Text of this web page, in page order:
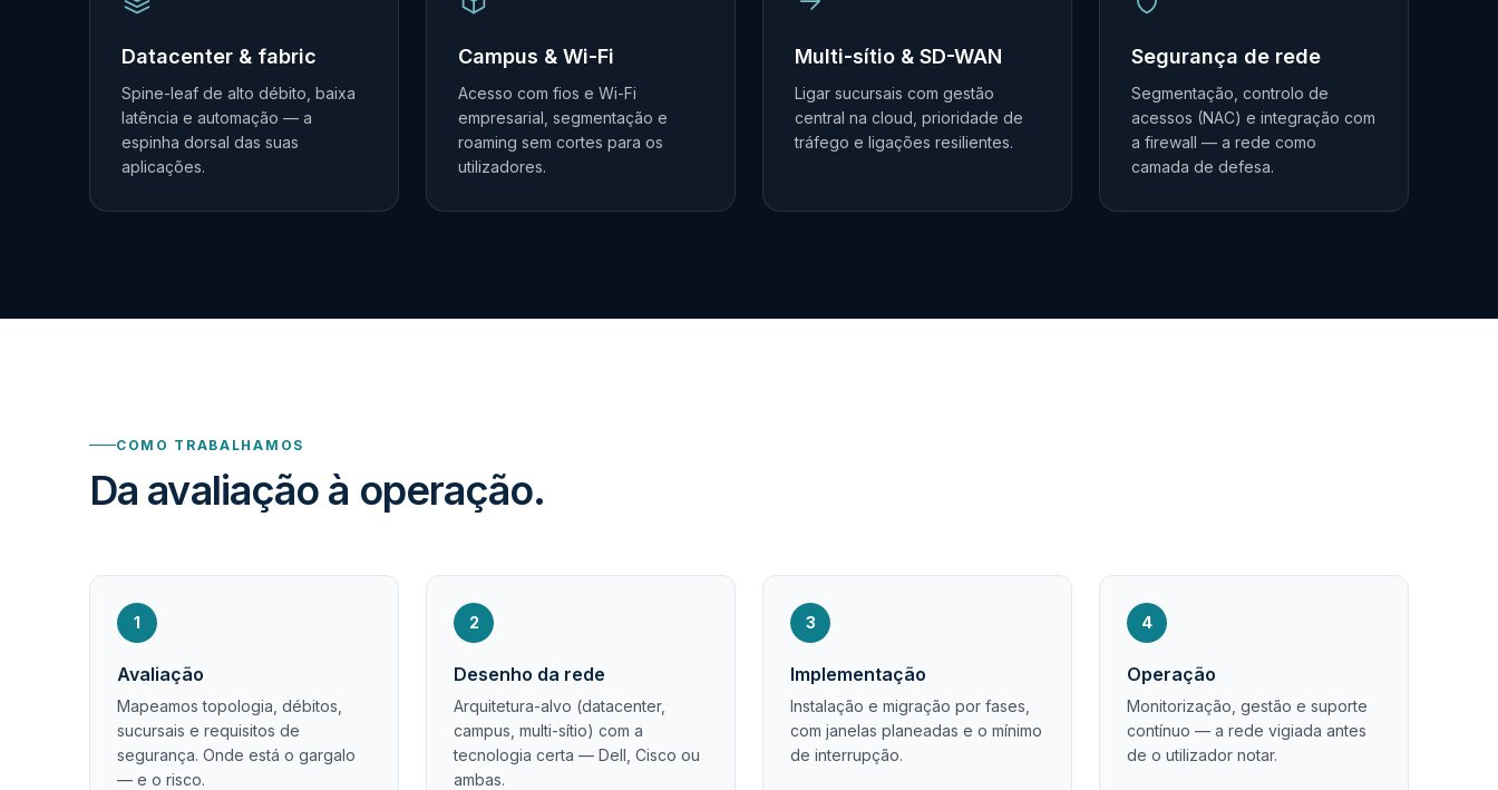
Datacenter & fabric
Spine-leaf de alto débito, baixa
latência e automação — a
espinha dorsal das suas
aplicações.
Campus & Wi-Fi
Acesso com fios e Wi-Fi
empresarial, segmentação e
roaming sem cortes para os
utilizadores.
Multi-sítio & SD-WAN
Ligar sucursais com gestão
central na cloud, prioridade de
tráfego e ligações resilientes.
Segurança de rede
Segmentação, controlo de
acessos (NAC) e integração com
a firewall — a rede como
camada de defesa.
COMO TRABALHAMOS
Da avaliação à operação.
1
Avaliação
Mapeamos topologia, débitos,
sucursais e requisitos de
segurança. Onde está o gargalo
— e o risco.
2
Desenho da rede
Arquitetura-alvo (datacenter,
campus, multi-sítio) com a
tecnologia certa — Dell, Cisco ou
ambas.
3
Implementação
Instalação e migração por fases,
com janelas planeadas e o mínimo
de interrupção.
4
Operação
Monitorização, gestão e suporte
contínuo — a rede vigiada antes
de o utilizador notar.